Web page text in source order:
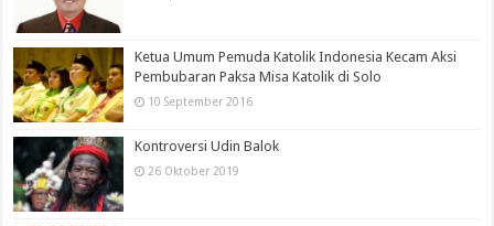
Ketua Umum Pemuda Katolik Indonesia Kecam Aksi
Pembubaran Paksa Misa Katolik di Solo
10 September 2016
Kontroversi Udin Balok
26 Oktober 2019